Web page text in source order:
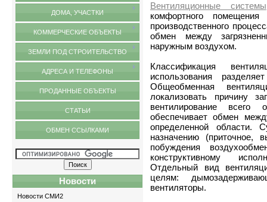
ДОМА, УЧАСТКИ
КОММЕРЧЕСКИЕ ОБЪЕКТЫ
ЗЕМЛИ ПОД СТРОИТЕЛЬСТВО
АДРЕСА И ТЕЛЕФОНЫ
ПРОДАННЫЕ ОБЪЕКТЫ
СТАТЬИ
ОБМЕН ССЫЛКАМИ
Новости
Новости СМИ2
Вентиляционные системы
комфортного
производственного
обмен между
наружным воздухом.
Классификация
использования
Общеобменная
локализовать причину
вентилирование
обеспечивает обмен
определенной области.
назначению (приточное,
побуждения
конструктивному
Отдельный вид
целям:
вентиляторы.